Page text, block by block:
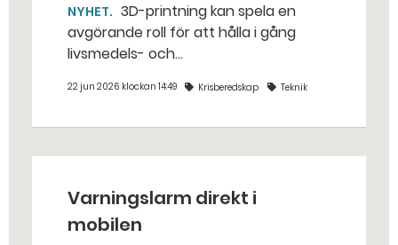
NYHET
avgörande roll för att hålla i gång
livsmedels- och
krig. – Det går att vinna mycket tid
Livsmedelsverket.
22 jun 2026 klockan 14:49 Krisberedskap Teknik
Varningslarm direkt i
mobilen